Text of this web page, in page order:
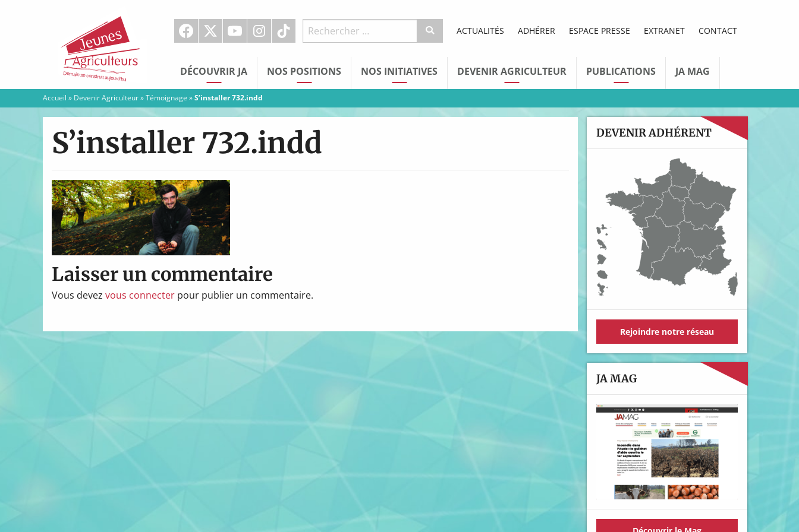
Agriculteurs
ACTUALITÉS ADHÉRER ESPACE PRESSE EXTRANET CONTACT
DÉCOUVRIR JA NOS POSITIONS NOS INITIATIVES DEVENIR AGRICULTEUR PUBLICATIONS JA MAG
Accueil » Devenir Agriculteur»Témoignage »S’installer 732.indd
S’installer 732.indd
Laisser un commentaire
Vous devez vous connecter pour publier un commentaire.
DEVENIR ADHÉRENT
Rejoindre notre réseau
JA MAG